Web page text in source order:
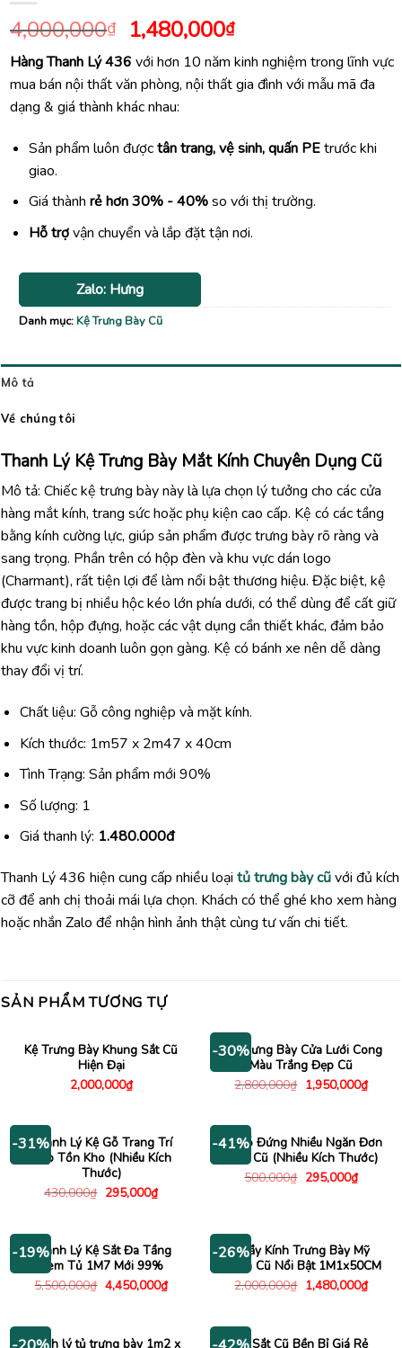
4,000,000₫ Giá
gốc
là:
4,000,000₫.
1,480,000₫Giá
hiện
tại
là:
Hàng Thanh Lý 436 với hơn 10 năm kinh nghiệm trong lĩnh vực
mua bán nội thất văn phòng, nội thất gia đình với mẫu mã đa
dạng & giá thành khác nhau:
Sản phẩm luôn đượctân trang, vệ sinh, quấn PEtrước khi
giao.
Giá thành rẻ hơn 30% - 40%so với thị trường.
Hỗ trợvận chuyển và lắp đặt tận nơi.
Zalo: Hưng
Danh mục:Kệ Trưng Bày Cũ
Mô tả
Về chúng tôi
Thanh Lý Kệ Trưng Bày Mắt Kính Chuyên Dụng Cũ
Mô tả: Chiếc kệ trưng bày này là lựa chọn lý tưởng cho các cửa
hàng mắt kính, trang sức hoặc phụ kiện cao cấp. Kệ có các tầng
bằng kính cường lực, giúp sản phẩm được trưng bày rõ ràng và
sang trọng. Phần trên có hộp đèn và khu vực dán logo
(Charmant), rất tiện lợi để làm nổi bật thương hiệu. Đặc biệt, kệ
được trang bị nhiều hộc kéo lớn phía dưới, có thể dùng để cất giữ
hàng tồn, hộp đựng, hoặc các vật dụng cần thiết khác, đảm bảo
khu vực kinh doanh luôn gọn gàng. Kệ có bánh xe nên dễ dàng
thay đổi vị trí.
Chất liệu: Gỗ công nghiệp và mặt kính.
Kích thước: 1m57 x 2m47 x 40cm
Tình Trạng: Sản phẩm mới 90%
Số lượng: 1
Giá thanh lý: 1.480.000đ
Thanh Lý 436 hiện cung cấp nhiều loại tủ trưng bày cũvới đủ kích
cỡ để anh chị thoải mái lựa chọn. Khách có thể ghé kho xem hàng
hoặc nhắn Zalo để nhận hình ảnh thật cùng tư vấn chi tiết.
SẢN PHẨM TƯƠNG TỰ
Kệ Trưng Bày Khung Sắt Cũ
Hiện Đại
2,000,000₫
-30%
Tủ Trưng Bày Cửa Lưới Cong
Màu Trắng Đẹp Cũ
2,800,000₫ Giá
gốc
1,950,000₫Giá
hiện
-31%Thanh Lý Kệ Gỗ Trang Trí
Đẹp Tồn Kho (Nhiều Kích
Thước)
430,000₫ Giá
295,000₫Giá
hiện
295,000₫.
-41%
Kệ Gỗ Đứng Nhiều Ngăn Đơn
Giản Cũ (Nhiều Kích Thước)
500,000₫ Giá
295,000₫Giá
hiện
-19%Thanh Lý Kệ Sắt Đa Tầng
Kèm Tủ 1M7 Mới 99%
5,500,000₫ Giá
gốc
4,450,000₫Giá
hiện
4,450,000₫.
-26%Quầy Kính Trưng Bày Mỹ
Phẩm Cũ Nổi Bật 1M1x50CM
2,000,000₫ Giá
gốc
1,480,000₫Giá
hiện
Thanh lý tủ trưng bày 1m2 x Kệ Sắt Cũ Bền Bỉ Giá Rẻ